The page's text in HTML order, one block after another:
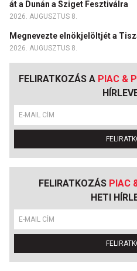
át a Dunán a Sziget Fesztiválra
2026. AUGUSZTUS 8.
Megnevezte elnökjelöltjét a
2026. AUGUSZTUS 8.
FELIRATKOZÁS A PIAC &
FELIRATKOZÁS PIAC
HETI